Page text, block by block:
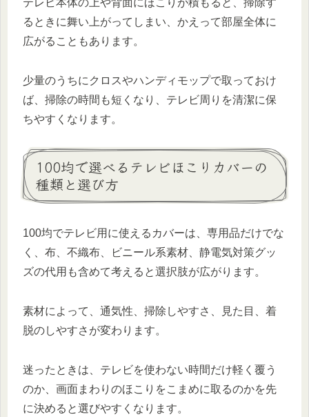
テレビ本体の上や背面にほこりが積もると、掃除す
るときに舞い上がってしまい、かえって部屋全体に
広がることもあります。
少量のうちにクロスやハンディモップで取っておけ
ば、掃除の時間も短くなり、テレビ周りを清潔に保
ちやすくなります。
100均で選べるテレビほこりカバーの
種類と選び方
100均でテレビ用に使えるカバーは、専用品だけでな
く、布、不織布、ビニール系素材、静電気対策グッ
ズの代用も含めて考えると選択肢が広がります。
素材によって、通気性、掃除しやすさ、見た目、着
脱のしやすさが変わります。
迷ったときは、テレビを使わない時間だけ軽く覆う
のか、画面まわりのほこりをこまめに取るのかを先
に決めると選びやすくなります。